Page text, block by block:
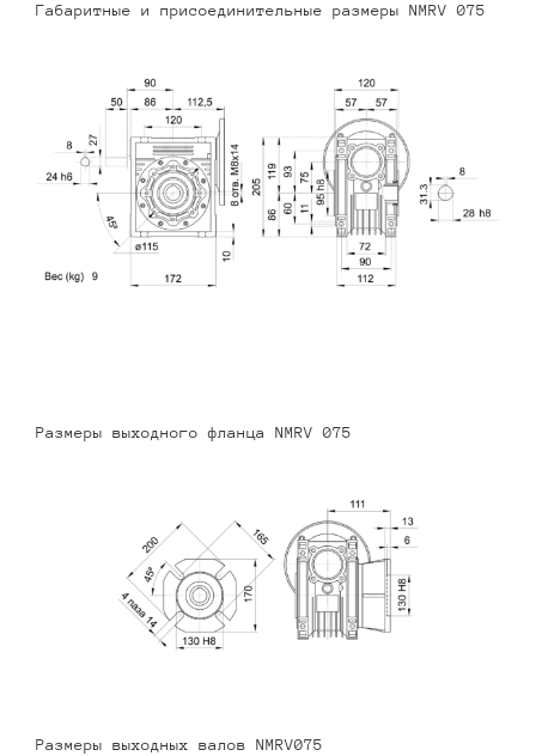
Габаритные и присоединительные размеры NMRV 075
Размеры выходного фланца NMRV 075
Размеры выходных валов NMRV075